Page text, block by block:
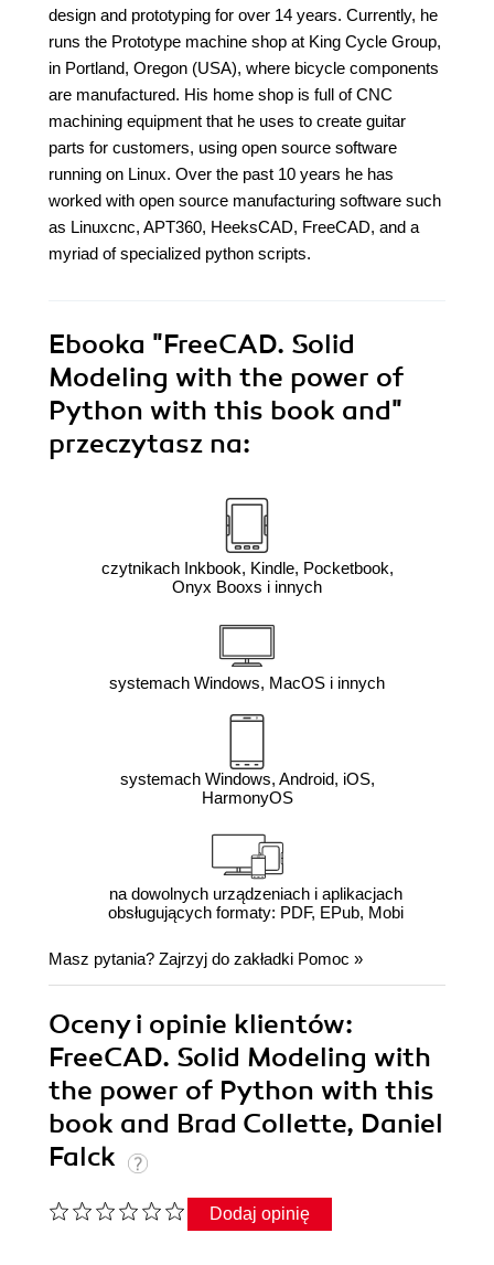
design and prototyping for over 14 years. Currently, he
runs the Prototype machine shop at King Cycle Group,
in Portland, Oregon (USA), where bicycle components
are manufactured. His home shop is full of CNC
machining equipment that he uses to create guitar
parts for customers, using open source software
running on Linux. Over the past 10 years he has
worked with open source manufacturing software such
as Linuxcnc, APT360, HeeksCAD, FreeCAD, and a
myriad of specialized python scripts.
Ebooka "FreeCAD. Solid
Modeling with the power of
Python with this book and"
przeczytasz na:
czytnikach Inkbook, Kindle, Pocketbook,
Onyx Booxs i innych
systemach Windows, MacOS i innych
systemach Windows, Android, iOS,
HarmonyOS
na dowolnych urządzeniach i aplikacjach
obsługujących formaty: PDF, EPub, Mobi
Masz pytania? Zajrzyj do zakładki Pomoc »
Oceny i opinie klientów:
FreeCAD. Solid Modeling with
the power of Python with this
book and Brad Collette, Daniel
Falck
Dodaj opinię